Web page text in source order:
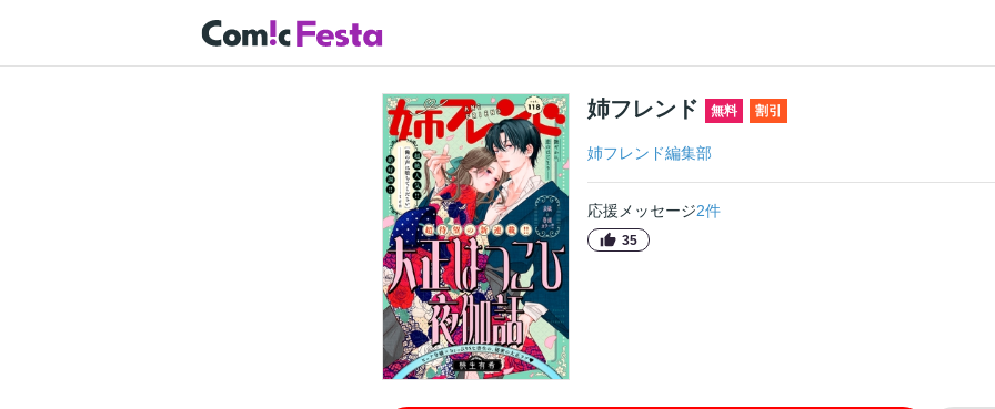
姉フレンド 無料 割引
姉フレンド編集部
応援メッセージ2件
35